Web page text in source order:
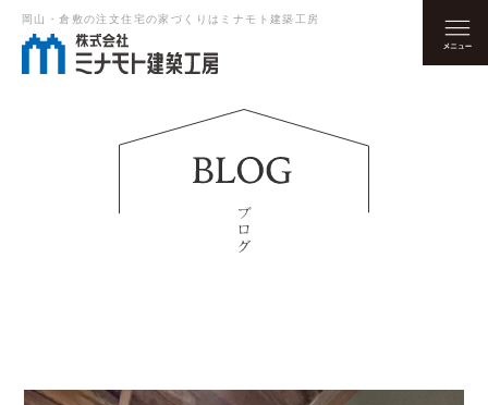
岡山・倉敷の注文住宅の家づくりはミナモト建築工房